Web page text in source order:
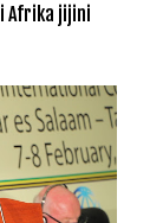
Afrika jijini